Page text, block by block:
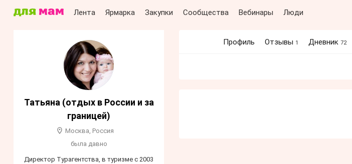
Лента Ярмарка Закупки Сообщества Вебинары Люди
Татьяна (отдых в России и за
границей)
Москва, Россия
была давно
Директор Турагентства, в туризме с 2003
Профиль Отзывы 1 Дневник 72